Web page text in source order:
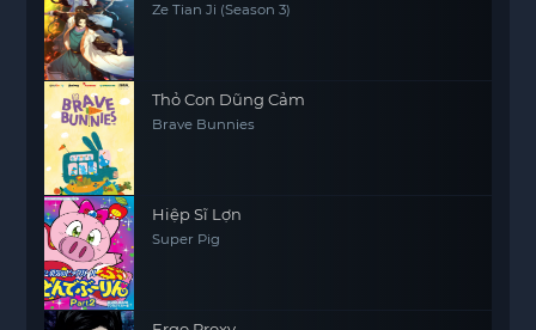
Ze Tian Ji (Season 3)
Thỏ Con Dũng Cảm
Brave Bunnies
Hiệp Sĩ Lợn
Super Pig